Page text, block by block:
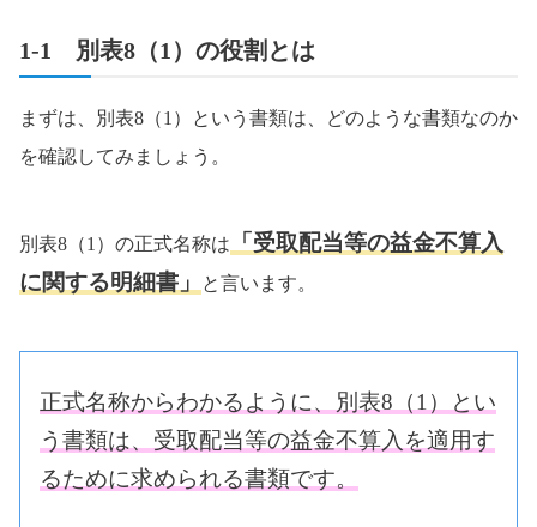
1-1 別表8（1）の役割とは
まずは、別表8（1）という書類は、どのような書類なのか
を確認してみましょう。
別表8（1）の正式名称は
「受取配当等の益金不算入
に関する明細書」
と言います。
正式名称からわかるように、別表8（1）とい
う書類は、受取配当等の益金不算入を適用す
るために求められる書類です。